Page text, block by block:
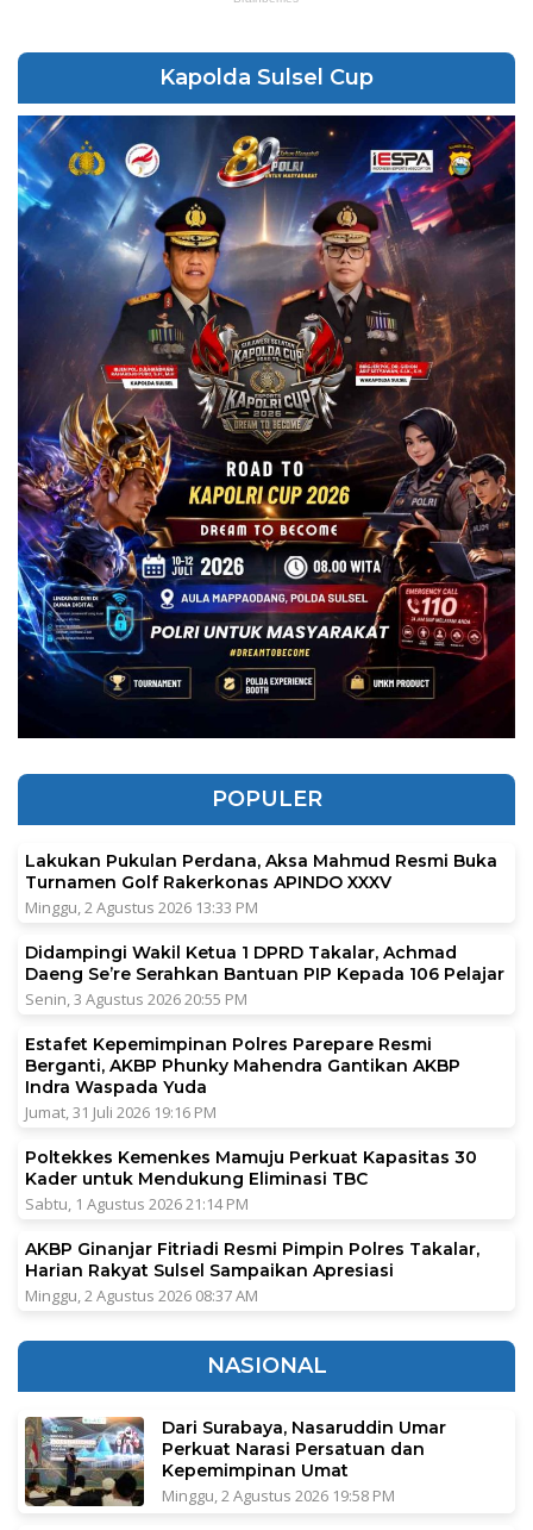
Kapolda Sulsel Cup
POPULER
Lakukan Pukulan Perdana, Aksa Mahmud Resmi Buka
Turnamen Golf Rakerkonas APINDO XXXV
Minggu, 2 Agustus 2026 13:33 PM
Didampingi Wakil Ketua 1 DPRD Takalar, Achmad
Daeng Se’re Serahkan Bantuan PIP Kepada 106 Pelajar
Senin, 3 Agustus 2026 20:55 PM
Estafet Kepemimpinan Polres Parepare Resmi
Berganti, AKBP Phunky Mahendra Gantikan AKBP
Indra Waspada Yuda
Jumat, 31 Juli 2026 19:16 PM
Poltekkes Kemenkes Mamuju Perkuat Kapasitas 30
Kader untuk Mendukung Eliminasi TBC
Sabtu, 1 Agustus 2026 21:14 PM
AKBP Ginanjar Fitriadi Resmi Pimpin Polres Takalar,
Harian Rakyat Sulsel Sampaikan Apresiasi
Minggu, 2 Agustus 2026 08:37 AM
NASIONAL
Dari Surabaya, Nasaruddin Umar
Perkuat Narasi Persatuan dan
Kepemimpinan Umat
Minggu, 2 Agustus 2026 19:58 PM